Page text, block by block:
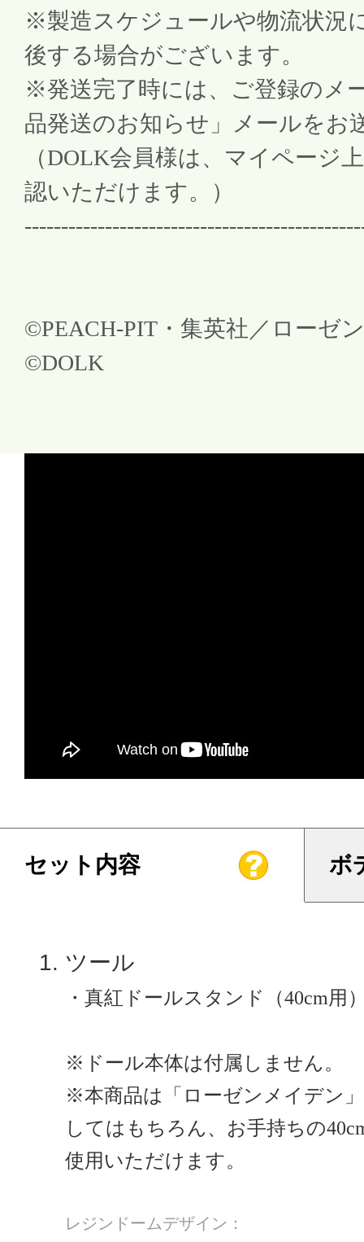
※製造スケジュールや物流状況
後する場合がございます。
※発送完了時には、ご登録のメ
品発送のお知らせ」メールをお
（DOLK会員様は、マイページ
認いただけます。）
©PEACH-PIT・集英社／ローゼ
©DOLK
セット内容 ボ
ツール
・真紅ドールスタンド（40cm用
※ドール本体は付属しません。
※本商品は「ローゼンメイデン
してはもちろん、お手持ちの
使用いただけます。
レジンドームデザイン：